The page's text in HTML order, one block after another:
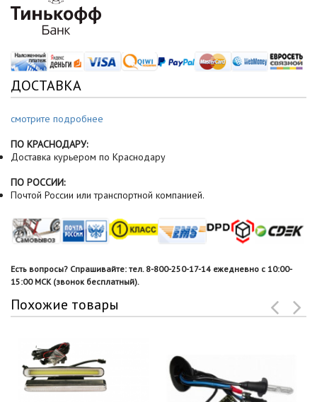
ДОСТАВКА
смотрите подробнее
ПО КРАСНОДАРУ:
Доставка курьером по Краснодару
ПО РОССИИ:
Почтой России или транспортной компанией.
Есть вопросы? Спрашивайте: тел. 8-800-250-17-14 ежедневно с 10:00-
15:00 МСК (звонок бесплатный).
Похожие товары